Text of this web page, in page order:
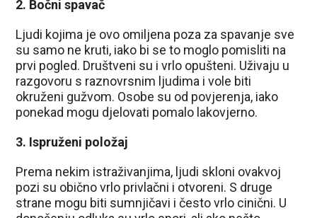
2. Bočni spavač
Ljudi kojima je ovo omiljena poza za spavanje sve
su samo ne kruti, iako bi se to moglo pomisliti na
prvi pogled. Društveni su i vrlo opušteni. Uživaju u
razgovoru s raznovrsnim ljudima i vole biti
okruženi gužvom. Osobe su od povjerenja, iako
ponekad mogu djelovati pomalo lakovjerno.
3. Ispruženi položaj
Prema nekim istraživanjima, ljudi skloni ovakvoj
pozi su obično vrlo privlačni i otvoreni. S druge
strane mogu biti sumnjičavi i često vrlo cinični. U